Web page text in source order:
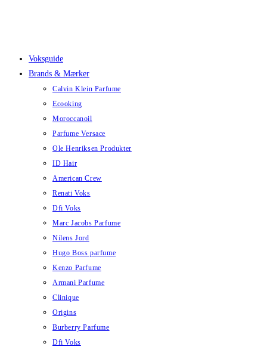
Voksguide
Brands & Mærker
Calvin Klein Parfume
Ecooking
Moroccanoil
Parfume Versace
Ole Henriksen Produkter
ID Hair
American Crew
Renati Voks
Dfi Voks
Marc Jacobs Parfume
Nilens Jord
Hugo Boss parfume
Kenzo Parfume
Armani Parfume
Clinique
Origins
Burberry Parfume
Dfi Voks